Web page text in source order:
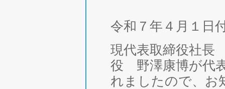
令和７年４月１日
現代表取締役社長
役 野澤康博が代
れましたので、お